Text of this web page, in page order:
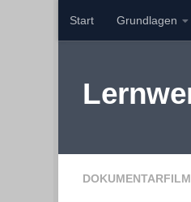
Zum Inhalt springen
Start Grundlagen
DOKUMENTARFILM